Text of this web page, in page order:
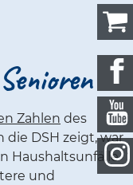
Zahlen des
die DSH zeigt, war
Haushaltsunfälle
und